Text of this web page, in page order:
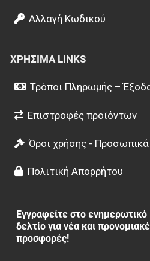
Αλλαγή Κωδικού
ΧΡΉΣΙΜΑ LINKS
Τρόποι Πληρωμής –
Επιστροφές προϊόντων
Όροι χρήσης -
Πολιτική Απορρήτου
Εγγραφείτε στο ενημερωτικό
δελτίο για νέα και
προσφορές!